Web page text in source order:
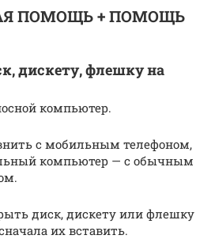
ПОМОЩЬ + ПОМОЩЬ
дискету, флешку на
компьютер.
с мобильным телефоном,
компьютер — с обычным
диск, дискету или флешку
их вставить.